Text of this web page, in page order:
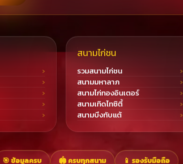
สนามไก่ชน
รวมสนามไก่ชน
สนามมหาลาภ
สนามไก่ทองอินเตอร์
สนามเทิดไทซิตี้
สนามบึงทับแต้
🎯 ข้อมูลครบ 🏟️ ครบทุกสนาม 📱 รองรับมือถือ